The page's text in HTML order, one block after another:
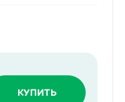
КУПИТЬ